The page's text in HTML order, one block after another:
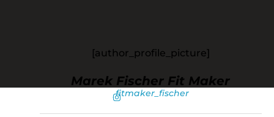
[author_profile_picture]
Marek Fischer Fit Maker
fitmaker_fischer